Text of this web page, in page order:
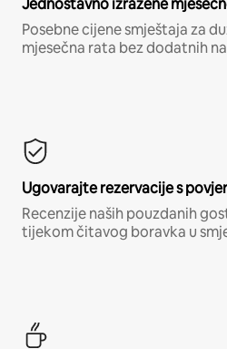
Jednostavno izražene
Posebne cijene smještaja za
mjesečna rata bez dodatnih
Ugovarajte rezervacije s
Recenzije naših pouzdanih
tijekom čitavog boravka u